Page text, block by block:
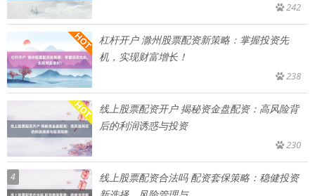
242
杠杆开户 滁州股票配资新策略：掌握投资先
机，实现财富增长！
238
线上股票配资开户 揭秘资金盘配资：高风险背
后的利润诱惑与投资
230
4
线上股票配资合法吗 配资套保策略：稳健投资